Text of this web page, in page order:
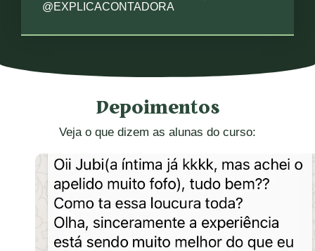
@EXPLICACONTADORA
Depoimentos
Veja o que dizem as alunas do curso: